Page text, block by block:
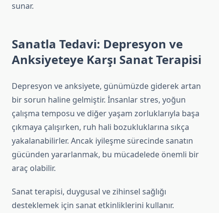
sunar.
Sanatla Tedavi: Depresyon ve
Anksiyeteye Karşı Sanat Terapisi
Depresyon ve anksiyete, günümüzde giderek artan
bir sorun haline gelmiştir. İnsanlar stres, yoğun
çalışma temposu ve diğer yaşam zorluklarıyla başa
çıkmaya çalışırken, ruh hali bozukluklarına sıkça
yakalanabilirler. Ancak iyileşme sürecinde sanatın
gücünden yararlanmak, bu mücadelede önemli bir
araç olabilir.
Sanat terapisi, duygusal ve zihinsel sağlığı
desteklemek için sanat etkinliklerini kullanır.